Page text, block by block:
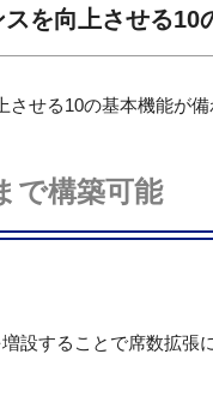
を向上させる10
せる10の基本機能が備
で構築可能
設することで席数拡張